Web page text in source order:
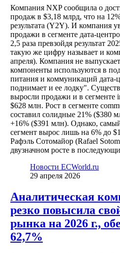
Компания NXP сообщила о
продаж в $3,18 млрд, что на
результата (Y2Y). И компания
продажи в сегменте дата-
2,5 раза превзойдя результат
такую же цифру называет и
апреля). Компания не
компоненты используются в
питания и коммуникаций
поднимает и ее лодку".
выросли продажи и в сегменте
$628 млн. Рост в сегменте
составил солидные 21% ($380
+16% ($391 млн). Однако,
сегмент вырос лишь на 6% до
Рафэль Сотомайор (Rafael
двузначном росте в
Новости ECWorld.ru
29 апреля 2026
Аналитическая
резко повысила
рынка на 2026 г.,
62,7%